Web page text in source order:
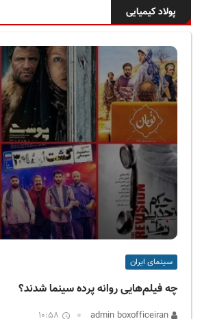
آ
س
ا
ی
ن
پولاد کیمیایی
سینمای ایران
چه فیلم‌هایی روانه پرده سینما شدند؟
10:58